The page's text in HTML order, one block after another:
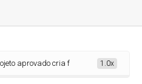
aprovado cria farmácia veterinária
1.0x